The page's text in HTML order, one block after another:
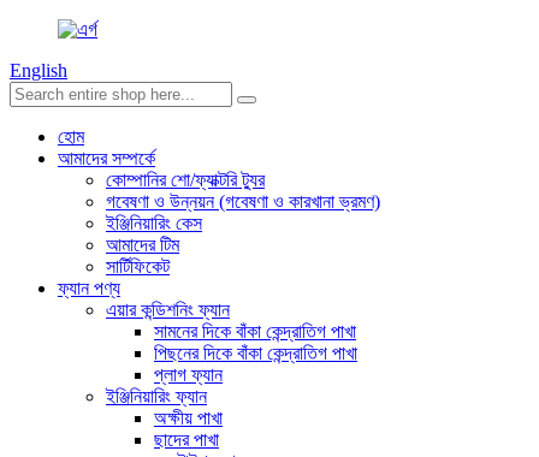
English
হোম
আমাদের সম্পর্কে
কোম্পানির শো/ফ্যাক্টরি ট্যুর
গবেষণা ও উন্নয়ন (গবেষণা ও কারখানা ভ্রমণ)
ইঞ্জিনিয়ারিং কেস
আমাদের টিম
সার্টিফিকেট
ফ্যান পণ্য
এয়ার কন্ডিশনিং ফ্যান
সামনের দিকে বাঁকা কেন্দ্রাতিগ পাখা
পিছনের দিকে বাঁকা কেন্দ্রাতিগ পাখা
প্লাগ ফ্যান
ইঞ্জিনিয়ারিং ফ্যান
অক্ষীয় পাখা
ছাদের পাখা